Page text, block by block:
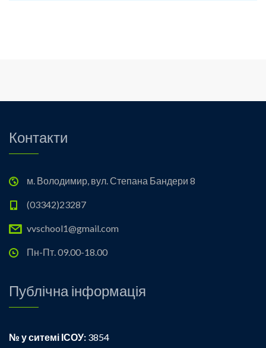
Контакти
м. Володимир, вул. Степана Бандери 8
(03342)23287
vvschool1@gmail.com
Пн-Пт. 09.00-18.00
Публічна інформація
№ у ситемі ІСОУ: 3854